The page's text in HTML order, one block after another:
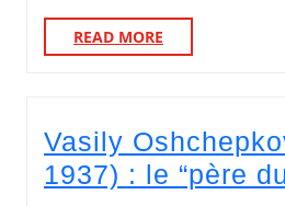
READ MORE
Vasily
1937) : le “père